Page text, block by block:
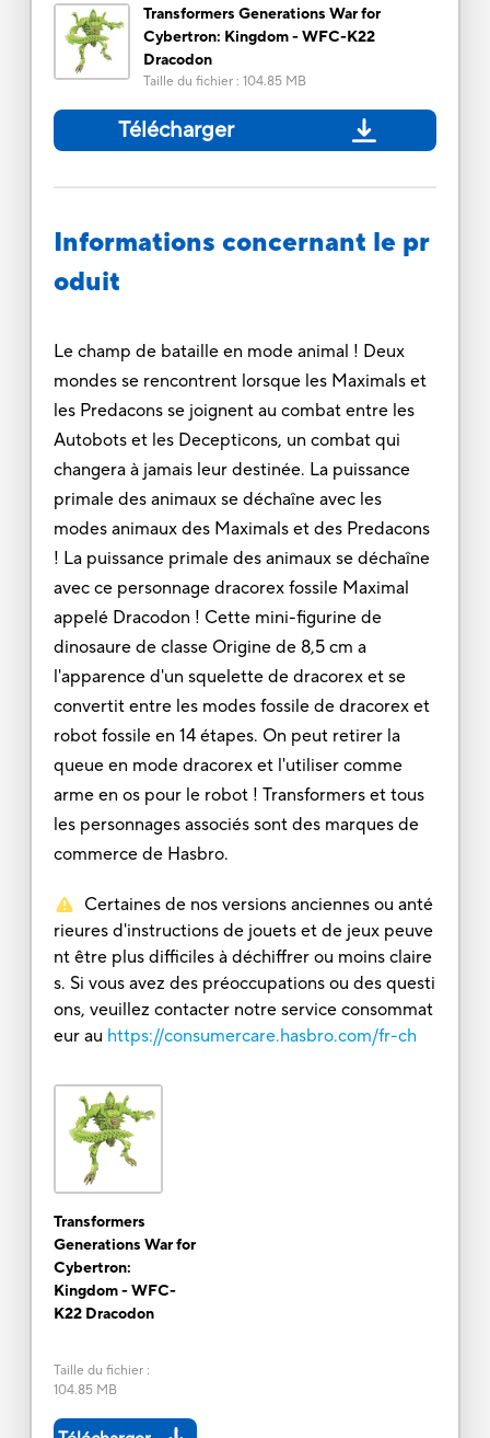
Transformers Generations War for
Cybertron: Kingdom - WFC-K22
Dracodon
Taille du fichier: 104.85 MB
Télécharger
Informations concernant le pr
oduit
Le champ de bataille en mode animal ! Deux
mondes se rencontrent lorsque les Maximals et
les Predacons se joignent au combat entre les
Autobots et les Decepticons, un combat qui
changera à jamais leur destinée. La puissance
primale des animaux se déchaîne avec les
modes animaux des Maximals et des Predacons
! La puissance primale des animaux se déchaîne
avec ce personnage dracorex fossile Maximal
appelé Dracodon ! Cette mini-figurine de
dinosaure de classe Origine de 8,5 cm a
l'apparence d'un squelette de dracorex et se
convertit entre les modes fossile de dracorex et
robot fossile en 14 étapes. On peut retirer la
queue en mode dracorex et l'utiliser comme
arme en os pour le robot ! Transformers et tous
les personnages associés sont des marques de
commerce de Hasbro.
Certaines de nos versions anciennes ou anté
rieures d'instructions de jouets et de jeux peuve
nt être plus difficiles à déchiffrer ou moins claire
s. Si vous avez des préoccupations ou des questi
ons, veuillez contacter notre service consommat
eur au https://consumercare.hasbro.com/fr-ch
Transformers
Generations War for
Cybertron:
Kingdom - WFC-
K22 Dracodon
Taille du fichier:
104.85 MB